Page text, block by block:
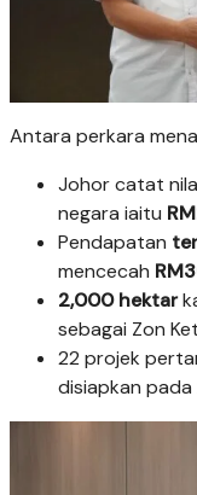
Antara perkara
Johor catat
negara iaitu
Pendapatan
mencecah
2,000 hektar
sebagai Zon
22 projek
disiapkan